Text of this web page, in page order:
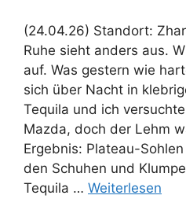
(24.04.26) Standort:
Ruhe sieht anders aus.
auf. Was gestern wie
sich über Nacht in
Tequila und ich
Mazda, doch der Lehm
Ergebnis: Plateau-
den Schuhen und
Tequila … Weiterlesen